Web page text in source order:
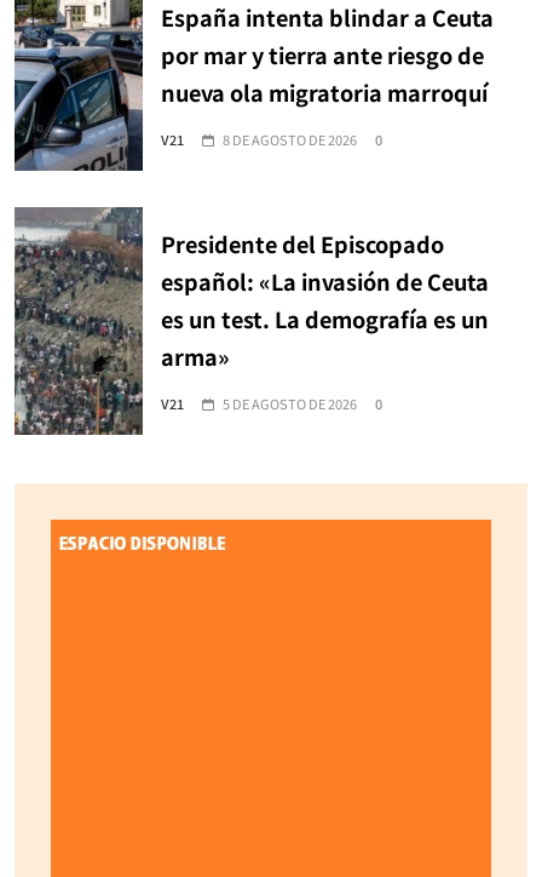
España intenta blindar a Ceuta
por mar y tierra ante riesgo de
nueva ola migratoria marroquí
V21 8 DE AGOSTO DE 2026 0
Presidente del Episcopado
español: «La invasión de Ceuta
es un test. La demografía es un
arma»
V21 5 DE AGOSTO DE 2026 0